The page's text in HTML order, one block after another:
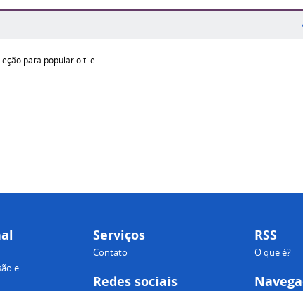
para popular o tile.
e
Serviços
Contato
Redes sociais
RSS
O que é?